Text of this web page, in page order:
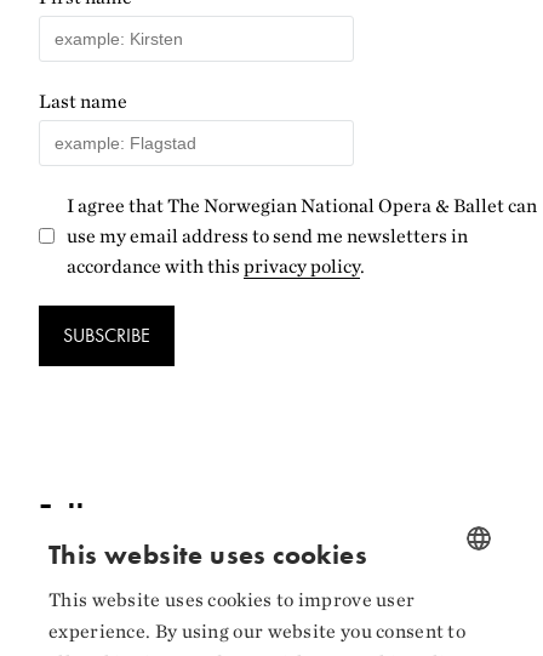
Last name
I agree that The Norwegian National Opera & Ballet can
use my email address to send me newsletters in
accordance with this privacy policy.
SUBSCRIBE
Follow us
Facebook
NORWEGIAN
ENGLISH
This website uses cookies
This website uses cookies to improve user
experience. By using our website you consent to